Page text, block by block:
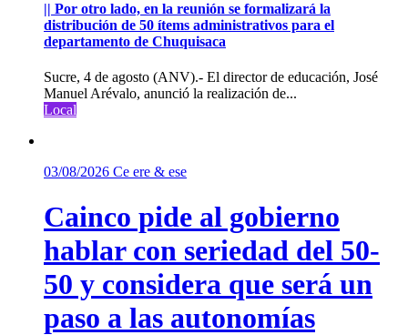
|| Por otro lado, en la reunión se formalizará la
distribución de 50 ítems administrativos para el
departamento de Chuquisaca
Sucre, 4 de agosto (ANV).- El director de educación, José
Manuel Arévalo, anunció la realización de...
Local
03/08/2026 Ce ere & ese
Cainco pide al gobierno
hablar con seriedad del 50-
50 y considera que será un
paso a las autonomías